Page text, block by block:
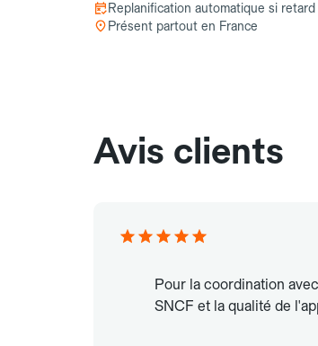
Replanification automatique si
Présent partout en France
Avis clients
Pour la coordination
SNCF et la qualité de